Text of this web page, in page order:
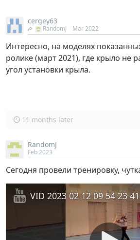
cergey63
RandomJ Mar 2022
Интересно, на моделях
ролике (март 2021), где крыло не
угол установки крыла.
11 months later
RandomJ
Feb 2023
Сегодня провели тренировку,
VID 2023 02 12 09 54 23